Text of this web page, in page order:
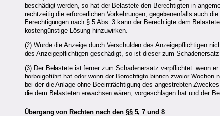
beschädigt werden, so hat der Belastete den Berechtigten in
rechtzeitig die erforderlichen Vorkehrungen, gegebenenfalls auch
Berechtigungen nach § 5 Abs. 3 kann der Berechtigte dem
kostengünstige Lösung hinzuwirken.
(2) Wurde die Anzeige durch Verschulden des Anzeigepflichtigen
des Anzeigepflichtigen geschädigt, so ist dieser zum
(3) Der Belastete ist ferner zum Schadenersatz verpflichtet, wenn
herbeigeführt hat oder wenn der Berechtigte binnen zweier
bei der die Anlage ohne Beeinträchtigung des angestrebten
die dem Belasteten erwachsen wären, vorgeschlagen hat und der
Übergang von Rechten nach den §§ 5, 7 und 8